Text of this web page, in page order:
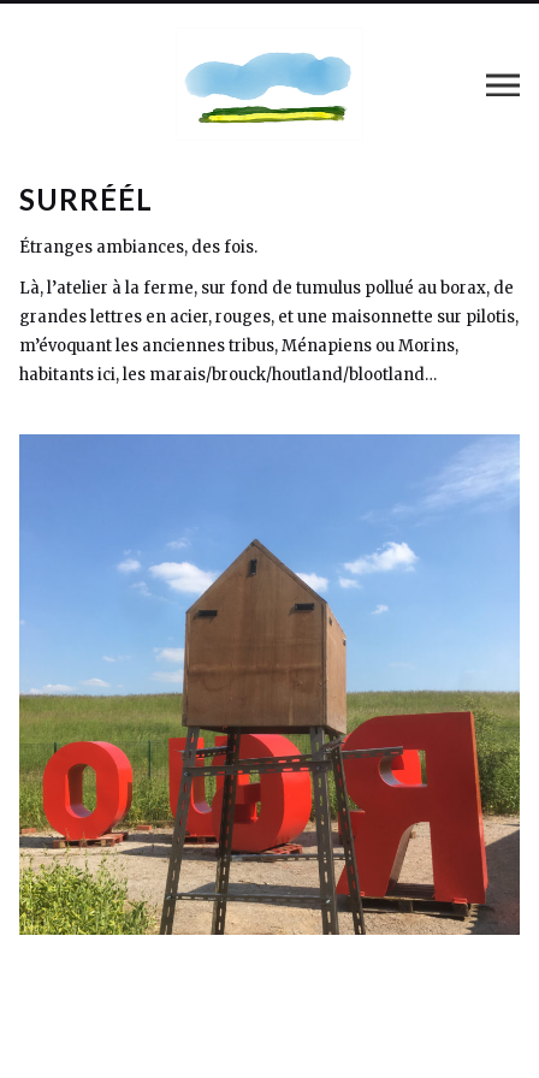
SURRÉÉL
Étranges ambiances, des fois.
Là, l’atelier à la ferme, sur fond de tumulus pollué au borax, de
grandes lettres en acier, rouges, et une maisonnette sur pilotis,
m’évoquant les anciennes tribus, Ménapiens ou Morins,
habitants ici, les marais/brouck/houtland/blootland…